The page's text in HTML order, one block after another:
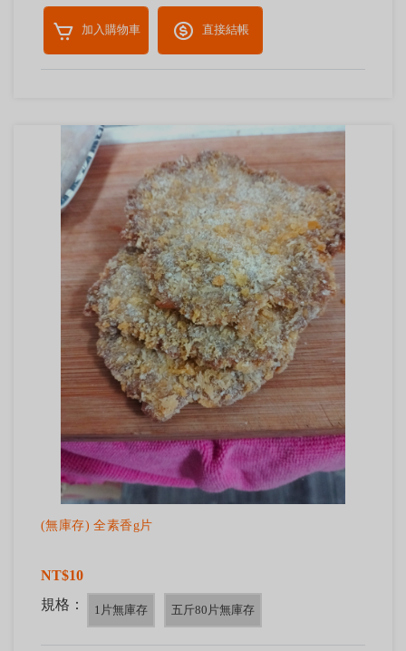
加入購物車 直接結帳
(無庫存) 全素香g片
NT$10
規格：
1片無庫存 五斤80片無庫存